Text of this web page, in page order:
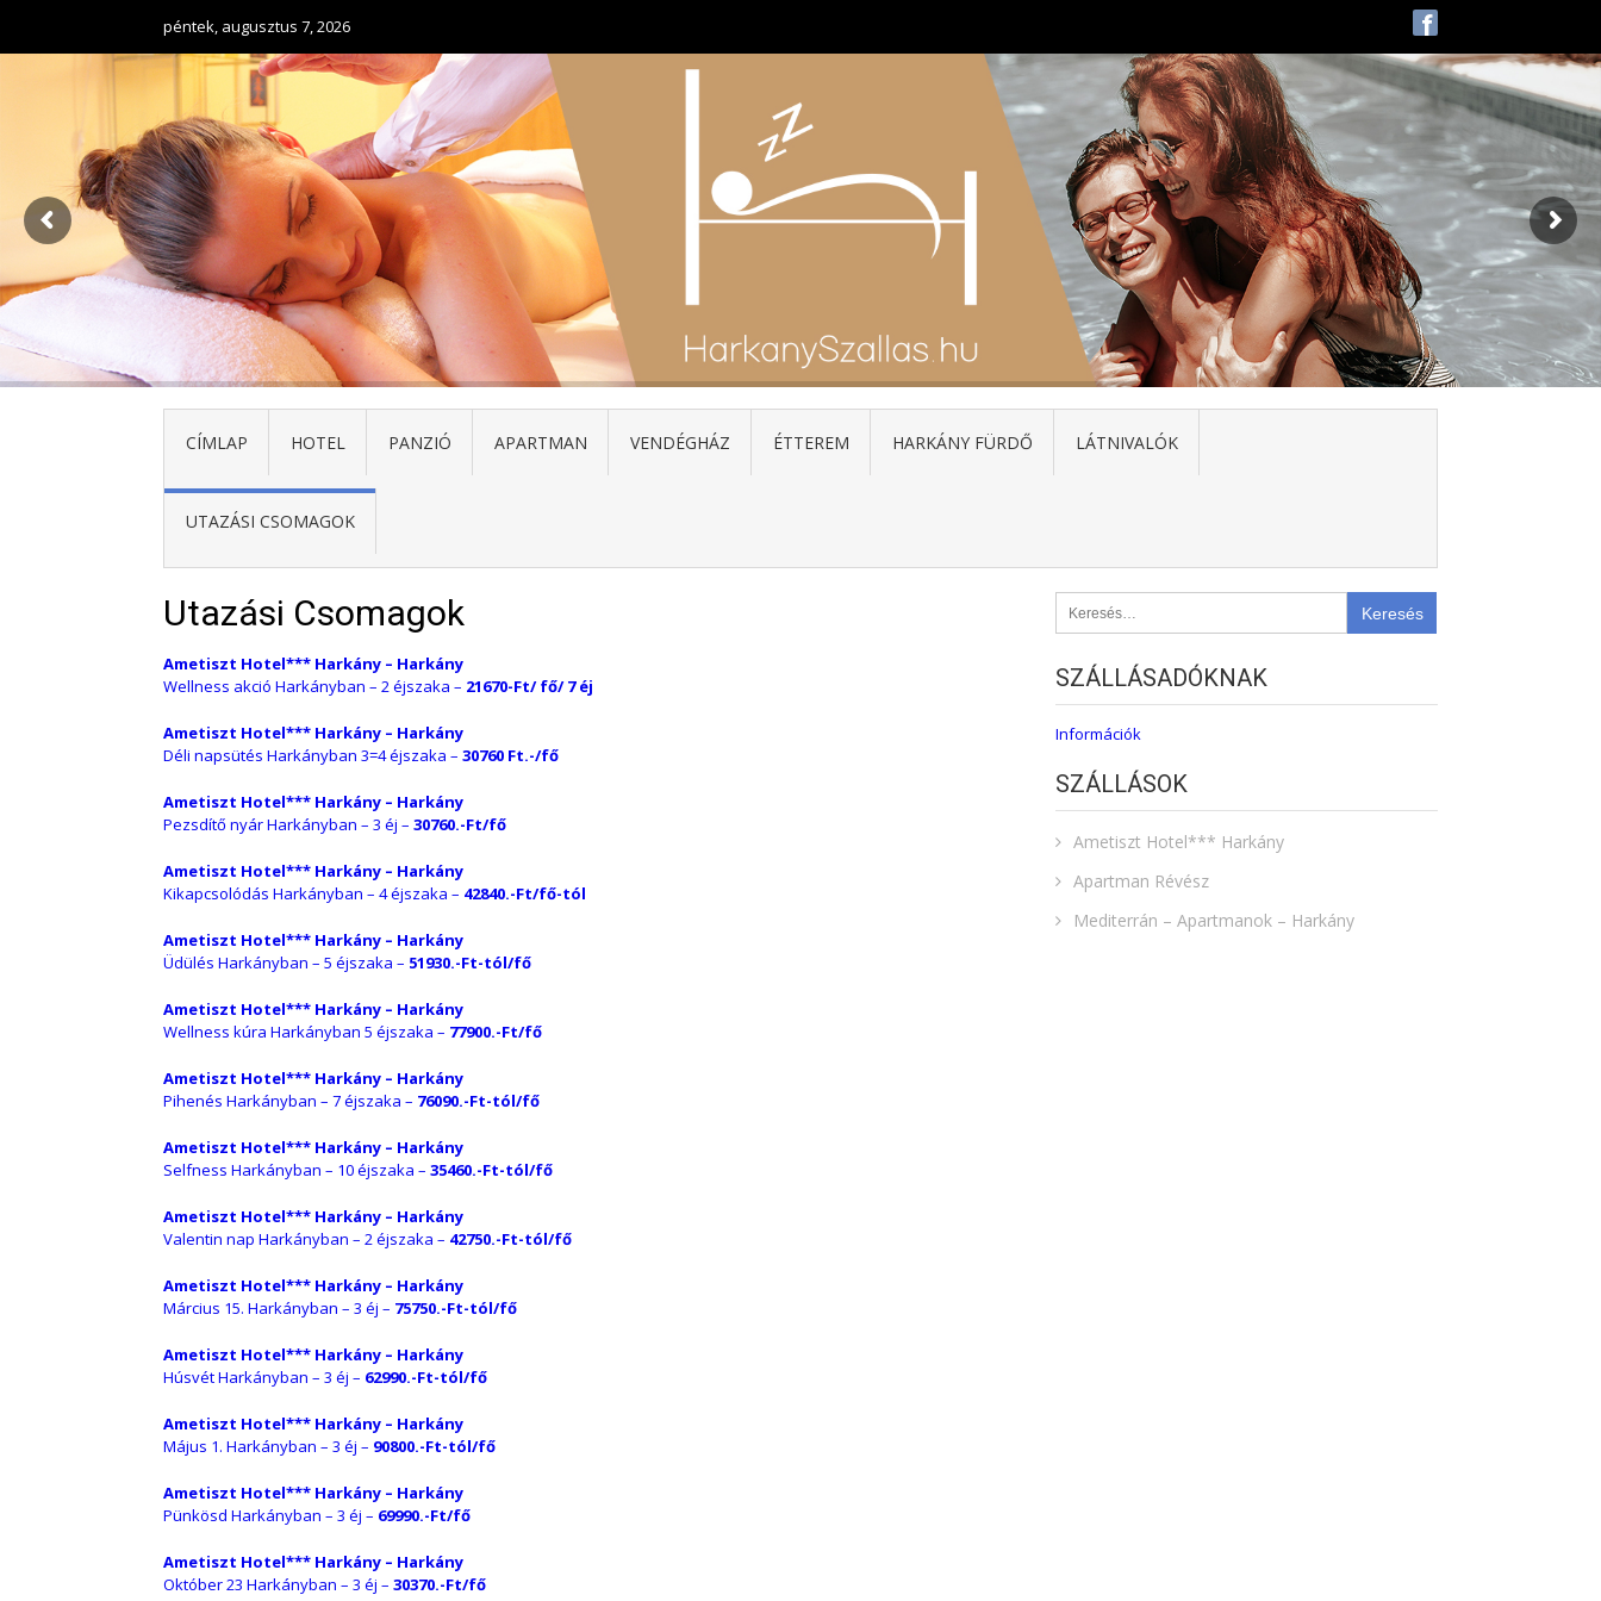
péntek, augusztus 7, 2026 f
CÍMLAP HOTEL PANZIÓ APARTMAN VENDÉGHÁZ ÉTTEREM HARKÁNY FÜRDŐ LÁTNIVALÓK
UTAZÁSI CSOMAGOK
Utazási Csomagok
Ametiszt Hotel*** Harkány – Harkány
Wellness akció Harkányban – 2 éjszaka – 21670-Ft/ fő/ 7 éj
Ametiszt Hotel*** Harkány – Harkány
Déli napsütés Harkányban 3=4 éjszaka – 30760 Ft.-/fő
Ametiszt Hotel*** Harkány – Harkány
Pezsdítő nyár Harkányban – 3 éj – 30760.-Ft/fő
Ametiszt Hotel*** Harkány – Harkány
Kikapcsolódás Harkányban – 4 éjszaka – 42840.-Ft/fő-tól
Ametiszt Hotel*** Harkány – Harkány
Üdülés Harkányban – 5 éjszaka – 51930.-Ft-tól/fő
Ametiszt Hotel*** Harkány – Harkány
Wellness kúra Harkányban 5 éjszaka – 77900.-Ft/fő
Ametiszt Hotel*** Harkány – Harkány
Pihenés Harkányban – 7 éjszaka – 76090.-Ft-tól/fő
Ametiszt Hotel*** Harkány – Harkány
Selfness Harkányban – 10 éjszaka – 35460.-Ft-tól/fő
Ametiszt Hotel*** Harkány – Harkány
Valentin nap Harkányban – 2 éjszaka – 42750.-Ft-tól/fő
Ametiszt Hotel*** Harkány – Harkány
Március 15. Harkányban – 3 éj – 75750.-Ft-tól/fő
Ametiszt Hotel*** Harkány – Harkány
Húsvét Harkányban – 3 éj – 62990.-Ft-tól/fő
Ametiszt Hotel*** Harkány – Harkány
Május 1. Harkányban – 3 éj – 90800.-Ft-tól/fő
Ametiszt Hotel*** Harkány – Harkány
Pünkösd Harkányban – 3 éj – 69990.-Ft/fő
Ametiszt Hotel*** Harkány – Harkány
Október 23 Harkányban – 3 éj – 30370.-Ft/fő
Keresés:
SZÁLLÁSADÓKNAK
Információk
SZÁLLÁSOK
Ametiszt Hotel*** Harkány
Apartman Révész
Mediterrán – Apartmanok – Harkány